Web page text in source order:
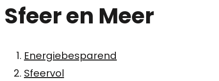
Sfeer en Meer
Energiebesparend
Sfeervol